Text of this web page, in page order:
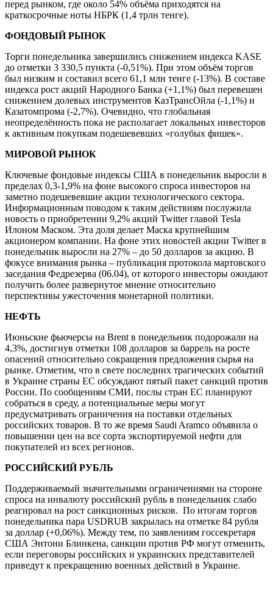
перед рынком, где около 54% объёма приходятся на
краткосрочные ноты НБРК (1,4 трлн тенге).
ФОНДОВЫЙ РЫНОК
Торги понедельника завершились снижением индекса KASE
до отметки 3 330,5 пункта (-0,51%). При этом объём торгов
был низким и составил всего 61,1 млн тенге (-13%). В составе
индекса рост акций Народного Банка (+1,1%) был перевешен
снижением долевых инструментов КазТрансОйла (-1,1%) и
Казатомпрома (-2,7%). Очевидно, что глобальная
неопределённость пока не располагает локальных инвесторов
к активным покупкам подешевевших «голубых фишек».
МИРОВОЙ РЫНОК
Ключевые фондовые индексы США в понедельник выросли в
пределах 0,3-1,9% на фоне высокого спроса инвесторов на
заметно подешевевшие акции технологического сектора.
Информационным поводом к таким действиям послужила
новость о приобретении 9,2% акций Twitter главой Tesla
Илоном Маском. Эта доля делает Маска крупнейшим
акционером компании. На фоне этих новостей акции Twitter в
понедельник выросли на 27% – до 50 долларов за акцию. В
фокусе внимания рынка – публикация протокола мартовского
заседания Федрезерва (06.04), от которого инвесторы ожидают
получить более развернутое мнение относительно
перспективы ужесточения монетарной политики.
НЕФТЬ
Июньские фьючерсы на Brent в понедельник подорожали на
4,3%, достигнув отметки 108 долларов за баррель на росте
опасений относительно сокращения предложения сырья на
рынке. Отметим, что в свете последних трагических событий
в Украине страны ЕС обсуждают пятый пакет санкций против
России. По сообщениям СМИ, послы стран ЕС планируют
собраться в среду, а потенциальные меры могут
предусматривать ограничения на поставки отдельных
российских товаров. В то же время Saudi Aramco объявила о
повышении цен на все сорта экспортируемой нефти для
покупателей из всех регионов.
РОССИЙСКИЙ РУБЛЬ
Поддерживаемый значительными ограничениями на стороне
спроса на инвалюту российский рубль в понедельник слабо
реагировал на рост санкционных рисков. По итогам торгов
понедельника пара USDRUB закрылась на отметке 84 рубля
за доллар (+0,06%). Между тем, по заявлениям госсекретаря
США Энтони Блинкена, санкции против РФ могут отменить,
если переговоры российских и украинских представителей
приведут к прекращению военных действий в Украине.